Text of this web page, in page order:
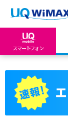
スマートフォン
My
UQ
UQ